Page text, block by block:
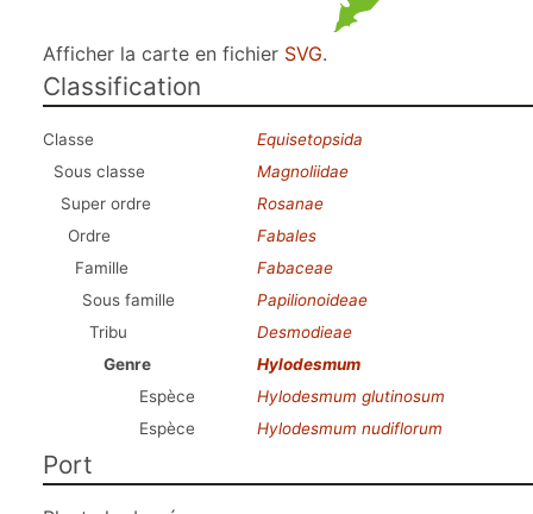
Afficher la carte en fichier SVG.
Classification
Classe
Equisetopsida
Sous classe
Magnoliidae
Super ordre
Rosanae
Ordre
Fabales
Famille
Fabaceae
Sous famille
Papilionoideae
Tribu
Desmodieae
Genre
Hylodesmum
Espèce
Hylodesmum glutinosum
Espèce
Hylodesmum nudiflorum
Port